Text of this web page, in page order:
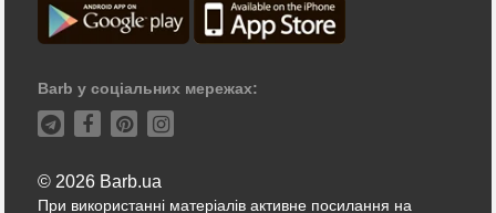
Barb у соціальних мережах:
© 2026 Barb.ua
При використанні матеріалів активне посилання на